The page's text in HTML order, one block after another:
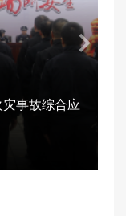
事故综合应